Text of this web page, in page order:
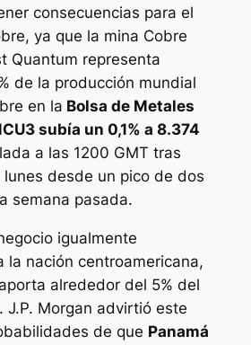
consecuencias para el
ya que la mina Cobre
Quantum representa
de la producción mundial
en la Bolsa de Metales
subía un 0,1% a 8.374
a las 1200 GMT tras
lunes desde un pico de dos
semana pasada.
igualmente
la nación centroamericana,
alrededor del 5% del
J.P. Morgan advirtió este
de que Panamá